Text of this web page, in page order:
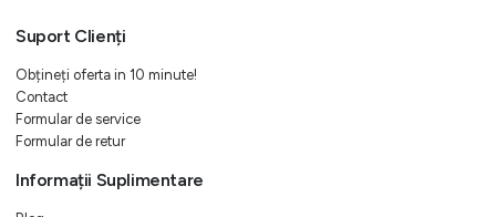
Suport Clienți
Obțineți oferta in 10 minute!
Contact
Formular de service
Formular de retur
Informații Suplimentare